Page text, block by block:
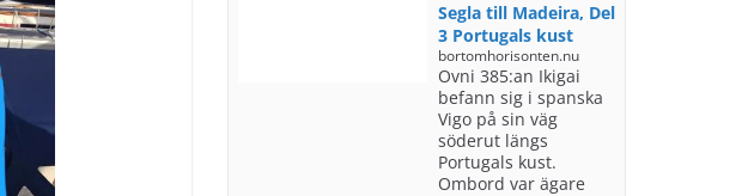
Segla till Madeira, Del
3 Portugals kust
bortomhorisonten.nu
Ovni 385:an Ikigai
befann sig i spanska
Vigo på sin väg
söderut längs
Portugals kust.
Ombord var ägare